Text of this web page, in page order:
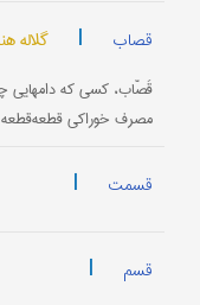
قصاب | گلاله
قَصّاب، کسی که دامهایی
مصرف خوراکی قطعه‌قطعه
قسمت |
قسم |